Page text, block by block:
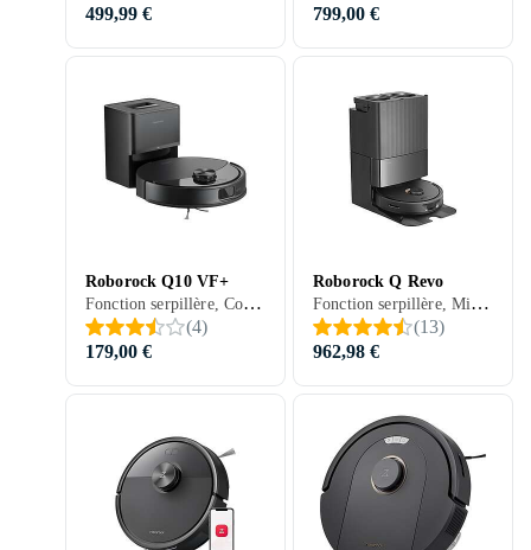
499,99 €
799,00 €
Roborock Q10 VF+
Fonction serpillère, Contrôle vocal, Prise en charge programmation, Télécommande, Détection d'escaliers, Stationnement automatique, Indiqué pour animaux domestiques, Contrôle via application, Séchage automatique de la serpillière, Station d'accueil, 150 min, 65 dB, Vidage automatique
(4)
179,00 €
Roborock Q Revo
Fonction serpillère, Minuterie, Contrôle vocal, Prise en charge programmation, Télécommande, Détection d'escaliers, Stationnement automatique, Mur virtuel (barrière), Indiqué pour animaux domestiques, Contrôle via application, Nettoyage des bords, Soin allergie, Séchage automatique de la serpillière, Station d'accueil, 180 min, Sols durs, Tapis, Carrelage, Linoléum, Stratifié, 63 dB, Vidage automatique
(13)
962,98 €